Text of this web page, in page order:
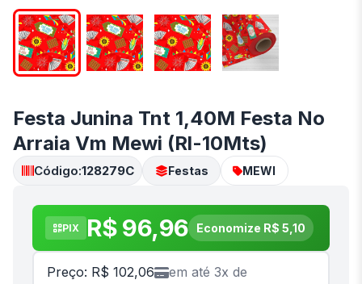
Festa Junina Tnt 1,40M Festa No
Arraia Vm Mewi (Rl-10Mts)
Código:128279C Festas MEWI
PIX R$ 96,96 Economize R$ 5,10
Preço: R$ 102,06 em até 3x de